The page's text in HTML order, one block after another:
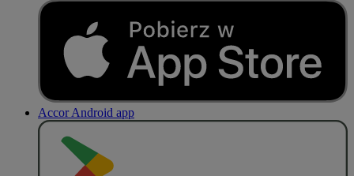
Accor Android app